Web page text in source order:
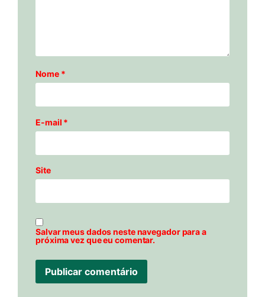
Nome *
E-mail *
Site
Salvar meus dados neste navegador para a
próxima vez que eu comentar.